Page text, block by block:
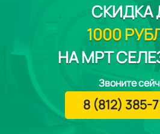
СКИДКА
1000
НА МРТ
Звоните
8 (812) 385-